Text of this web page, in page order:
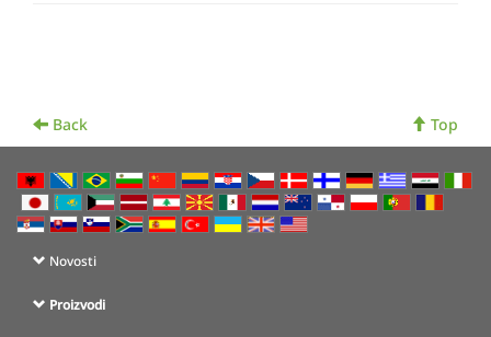
Back Top
Novosti
Proizvodi